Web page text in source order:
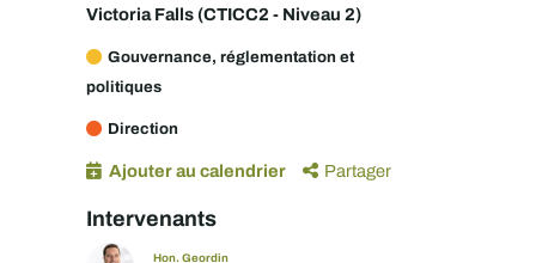
Victoria Falls (CTICC2 - Niveau 2)
Gouvernance, réglementation et
politiques
Direction
Ajouter au calendrier Partager
Intervenants
Hon. Geordin